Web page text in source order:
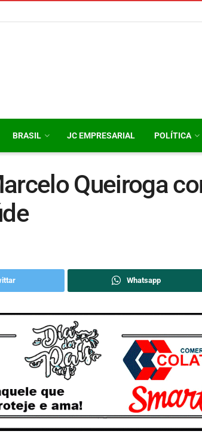
BRASIL JC EMPRESARIAL POLÍTICA
Queiroga
Whatsapp